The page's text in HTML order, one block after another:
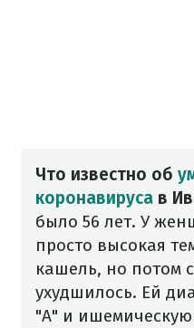
Что известно об
коронавируса в
было 56 лет. У
просто высокая
кашель, но потом
ухудшилось. Ей
"А" и ишемическую